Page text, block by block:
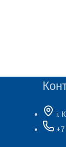
г.
+7